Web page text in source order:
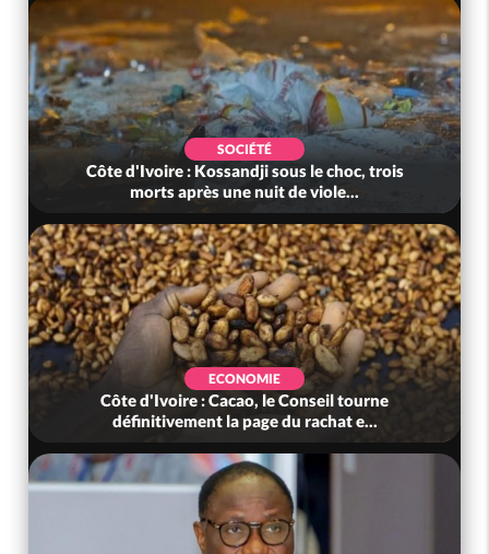
SOCIÉTÉ
Côte d'Ivoire : Kossandji sous le choc, trois
morts après une nuit de viole...
ECONOMIE
Côte d'Ivoire : Cacao, le Conseil tourne
définitivement la page du rachat e...